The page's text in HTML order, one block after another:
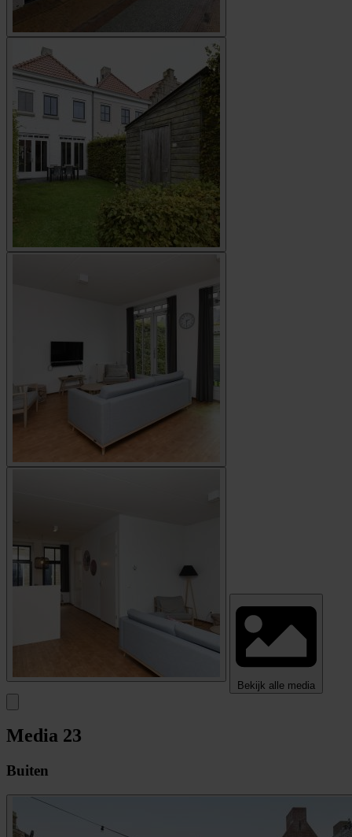
Bekijk alle media
Media 23
Buiten